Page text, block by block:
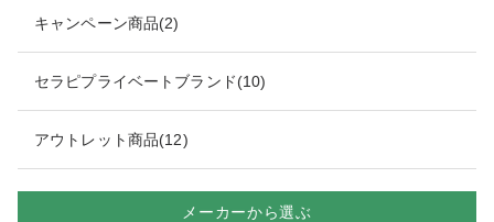
キャンペーン商品(2)
セラピプライベートブランド(10)
アウトレット商品(12)
メーカーから選ぶ